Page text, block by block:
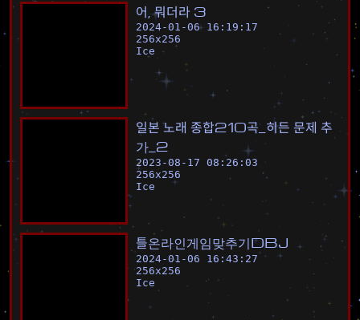
어 ,뭐더라 3
2024-01-06 16:19:17
256x256
Ice
일본 노래 종합210곡_ 히든 문제 추
가 2
2023-08-17 08:26:03
256x256
Ice
틀온라인게임맞추기DBJ
2024-01-06 16:43:27
256x256
Ice